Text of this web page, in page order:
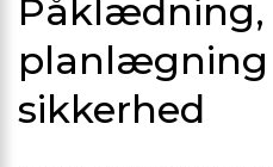
Påklædning,
planlægning
sikkerhed